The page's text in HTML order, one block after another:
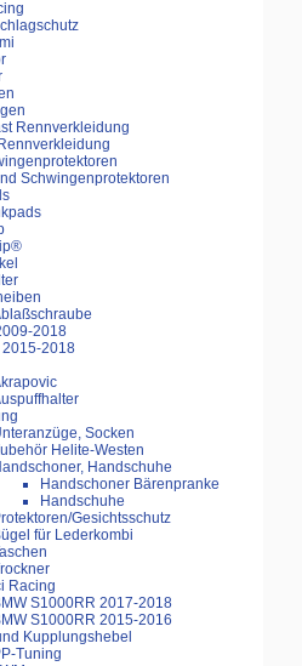
Rennverkleidung
Schwingenprotektoren
2018
2015-2018
Socken
Helite-Westen
Handschuhe
Handschoner Bärenpranke
Handschuhe
Gesichtsschutz
für Lederkombi
Racing
S1000RR 2017-2018
S1000RR 2015-2016
Kupplungshebel
Tuning